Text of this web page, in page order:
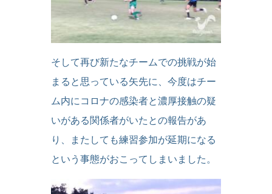
そして再び新たなチームでの挑戦が始
まると思っている矢先に、今度はチー
ム内にコロナの感染者と濃厚接触の疑
いがある関係者がいたとの報告があ
り、またしても練習参加が延期になる
という事態がおこってしまいました。